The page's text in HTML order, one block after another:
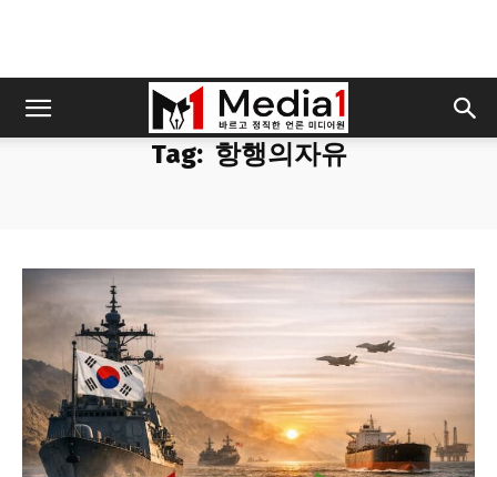
Tag: 항행의자유